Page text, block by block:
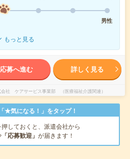
男性
もっと見る
応募へ進む 詳しく見る
会社 ケアサービス事業部 （医療福祉介護関連）
★気になる！」をタップ！
押しておくと、派遣会社から
「応募歓迎」 が届きます！